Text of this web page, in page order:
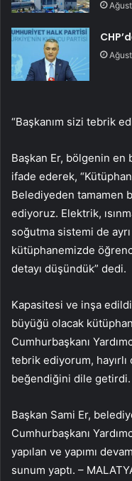
“Başkanım sizi tebrik
Başkan Er, bölgenin en
ifade ederek,
Belediyeden tamamen
ediyoruz. Elektrik,
soğutma sistemi de
kütüphanemizde
detayı düşündük” dedi.
Kapasitesi ve inşa
büyüğü olacak
Cumhurbaşkanı
tebrik ediyorum,
beğendiğini dile getirdi.
Başkan Sami Er,
Cumhurbaşkanı
yapılan ve yapımı
sunum yaptı. –